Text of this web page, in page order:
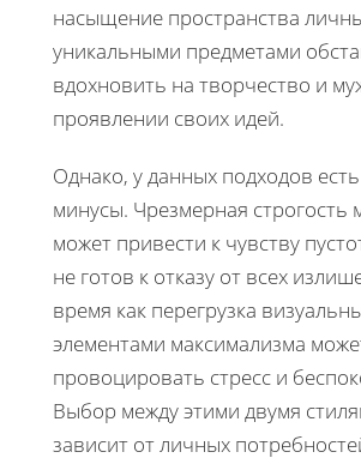
насыщение пространства
уникальными предметами
вдохновить на творчество и
проявлении своих идей.
Однако, у данных подходов
минусы. Чрезмерная строгость
может привести к чувству
не готов к отказу от всех
время как перегрузка
элементами максимализма
провоцировать стресс и
Выбор между этими двумя
зависит от личных